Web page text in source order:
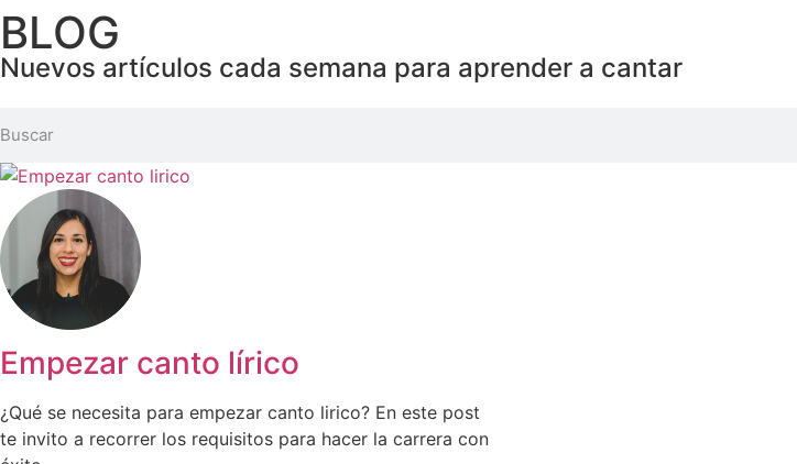
BLOG
Nuevos artículos cada semana para aprender a cantar
Empezar canto lírico
¿Qué se necesita para empezar canto lirico? En este post
te invito a recorrer los requisitos para hacer la carrera con